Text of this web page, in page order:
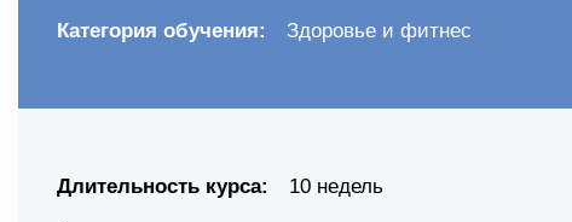
Категория обучения: Здоровье и фитнес
Длительность курса: 10 недель